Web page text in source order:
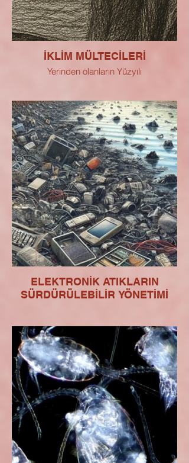
İKLİM MÜLTECİLERİ
Yerinden olanların Yüzyılı
ELEKTRONİK ATIKLARIN
SÜRDÜRÜLEBİLİR YÖNETİMİ